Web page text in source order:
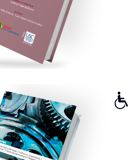
orientadas a la
paz, analizadas a partir
de Paul